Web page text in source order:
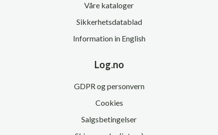
Våre kataloger
Sikkerhetsdatablad
Information in English
Log.no
GDPR og personvern
Cookies
Salgsbetingelser